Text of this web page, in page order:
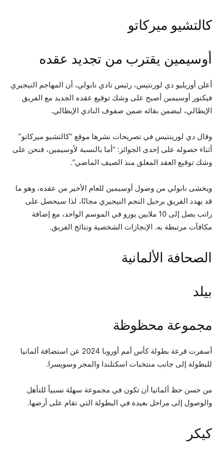
كالتشيو ميركاتو
أوسيمين يقترب من تجديد عقده
أعلن أوريليو دي لورنتيس، رئيس نادي نابولي، أن المهاجم النيجيري
فيكتور أوسيمين أصبح على وشك توقيع عقده الجديد مع الفريق
الإيطالي، ليضمن بقائه ضمن صفوف النادي الإيطالي.
وقال دي لورينتيس في تصريحات نشرها موقع “كالتشيو ميركاتو”
أثناء حصوله على إحدى الجوائز: “أما بالنسبة لأوسيمين، فنحن على
وشك توقيع العقد المعلق منذ الصيف الماضي”.
ويخشى نابولي من وصول أوسيمين للعام الأخير من عقده، وهو ما
قد يهدد الفريق برحيل النجم النيجيري مجانًا، لذا سيحصل على
راتب يصل إلى 10 ملايين يورو في الموسم الواحد، مع إضافة
مكافآت مرتبطة به. الإنجازات الشخصية ونتائج الفريق.
الصحافة الألمانية
بيلد
مجموعة محظوظة
أسفرت قرعة بطولة كأس أمم أوروبا 2024 عن استضافة ألمانيا
للبطولة إلى جانب منتخبات اسكتلندا والمجر وسويسرا.
من حسن حظ ألمانيا أن تكون في مجموعة سهلة نسبياً للتأهل
والوصول إلى مراحل بعيدة في البطولة التي تقام على أرضها.
كيكر